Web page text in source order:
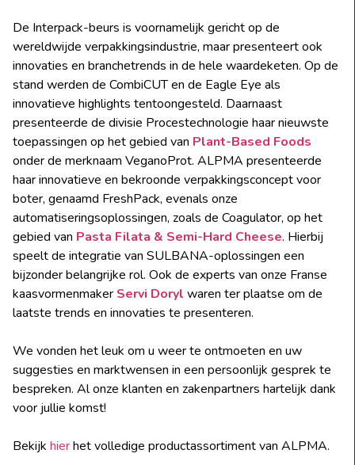
De Interpack-beurs is voornamelijk gericht op de
wereldwijde verpakkingsindustrie, maar presenteert ook
innovaties en branchetrends in de hele waardeketen. Op de
stand werden de CombiCUT en de Eagle Eye als
innovatieve highlights tentoongesteld. Daarnaast
presenteerde de divisie Procestechnologie haar nieuwste
toepassingen op het gebied van Plant-Based Foods
onder de merknaam VeganoProt. ALPMA presenteerde
haar innovatieve en bekroonde verpakkingsconcept voor
boter, genaamd FreshPack, evenals onze
automatiseringsoplossingen, zoals de Coagulator, op het
gebied van Pasta Filata & Semi-Hard Cheese. Hierbij
speelt de integratie van SULBANA-oplossingen een
bijzonder belangrijke rol. Ook de experts van onze Franse
kaasvormenmaker Servi Doryl waren ter plaatse om de
laatste trends en innovaties te presenteren.
We vonden het leuk om u weer te ontmoeten en uw
suggesties en marktwensen in een persoonlijk gesprek te
bespreken. Al onze klanten en zakenpartners hartelijk dank
voor jullie komst!
Bekijk hierhet volledige productassortiment van ALPMA.